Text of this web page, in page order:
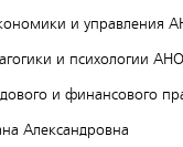
и управления
и психологии
и финансового
Александровна